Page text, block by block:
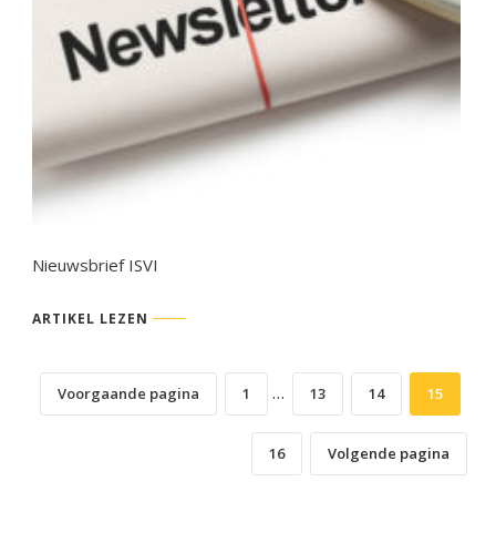
Nieuwsbrief ISVI
ARTIKEL LEZEN
Voorgaande pagina 1 … 13 14 15
16 Volgende pagina